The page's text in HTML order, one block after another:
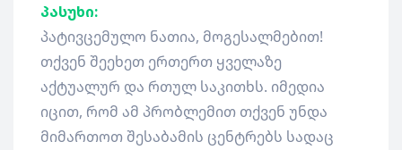
პასუხი:
პატივცემულო ნათია, მოგესალმებით!
თქვენ შეეხეთ ერთერთ ყველაზე
აქტუალურ და რთულ საკითხს. იმედია
იცით, რომ ამ პრობლემით თქვენ უნდა
მიმართოთ შესაბამის ცენტრებს სადაც